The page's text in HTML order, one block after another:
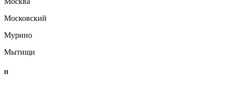
Московский
Мурино
Мытищи
Н